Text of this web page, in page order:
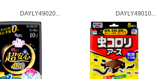
DAYLY49020... DAYLY49010...